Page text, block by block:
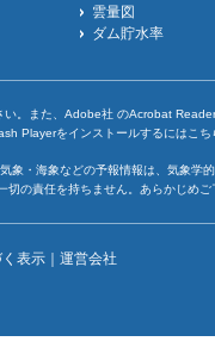
雲量図
ダム貯水率
い。また、Adobe社 のAcrobat
Playerをインストールするには こち
象・海象などの予報情報は、気象
の責任を持ちません。あらかじめ
表示 ｜ 運営会社